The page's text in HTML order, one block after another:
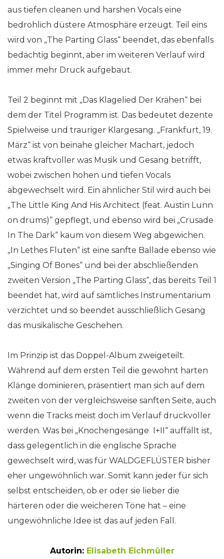
aus tiefen cleanen und harshen Vocals eine
bedrohlich düstere Atmosphäre erzeugt. Teil eins
wird von „The Parting Glass“ beendet, das ebenfalls
bedächtig beginnt, aber im weiteren Verlauf wird
immer mehr Druck aufgebaut.
Teil 2 beginnt mit „Das Klagelied Der Krähen“ bei
dem der Titel Programm ist. Das bedeutet dezente
Spielweise und trauriger Klargesang. „Frankfurt, 19.
März“ ist von beinahe gleicher Machart, jedoch
etwas kraftvoller was Musik und Gesang betrifft,
wobei zwischen hohen und tiefen Vocals
abgewechselt wird. Ein ähnlicher Stil wird auch bei
„The Little King And His Architect (feat. Austin Lunn
on drums)“ gepflegt, und ebenso wird bei „Crusade
In The Dark“ kaum von diesem Weg abgewichen.
„In Lethes Fluten“ ist eine sanfte Ballade ebenso wie
„Singing Of Bones“ und bei der abschließenden
zweiten Version „The Parting Glass“, das bereits Teil 1
beendet hat, wird auf sämtliches Instrumentarium
verzichtet und so beendet ausschließlich Gesang
das musikalische Geschehen.
Im Prinzip ist das Doppel-Album zweigeteilt.
Während auf dem ersten Teil die gewohnt harten
Klänge dominieren, präsentiert man sich auf dem
zweiten von der vergleichsweise sanften Seite, auch
wenn die Tracks meist doch im Verlauf druckvoller
werden. Was bei „Knochengesänge I+II“ auffällt ist,
dass gelegentlich in die englische Sprache
gewechselt wird, was für WALDGEFLÜSTER bisher
eher ungewöhnlich war. Somit kann jeder für sich
selbst entscheiden, ob er oder sie lieber die
härteren oder die weicheren Töne hat – eine
ungewöhnliche Idee ist das auf jeden Fall.
Autorin: Elisabeth Eichmüller